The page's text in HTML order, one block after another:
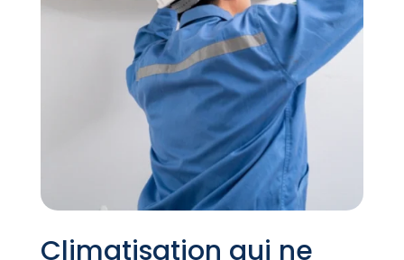
Climatisation qui ne